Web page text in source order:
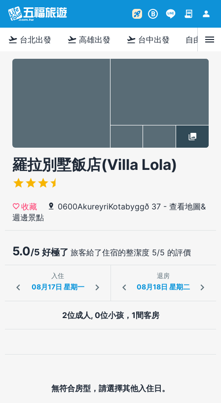
rocket_launch B contract person
flight_takeoff 台北出發 flight_takeoff 高雄出發 flight_takeoff 台中出發 自由行menu
羅拉別墅飯店(Villa Lola)
收藏 0600AkureyriKotabyggð 37 - 查看地圖&
週邊景點
5.0/5 好極了 旅客給了住宿的整潔度 5/5 的評價
入住 退房
2位成人, 0位小孩，1間客房
無符合房型，請選擇其他入住日。